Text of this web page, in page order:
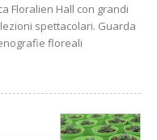
Floralien Hall con grandi
spettacolari. Guarda
floreali